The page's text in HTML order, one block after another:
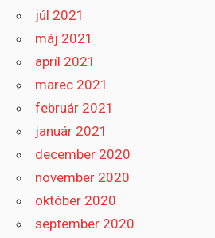
júl 2021
máj 2021
apríl 2021
marec 2021
február 2021
január 2021
december 2020
november 2020
október 2020
september 2020